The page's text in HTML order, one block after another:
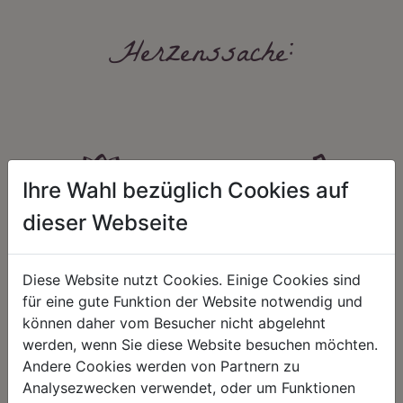
Herzenssache:
HARMONIE
Unser Sortiment steht für ein
positives Lebensgefühl. Wir
schenken natürliche, stilvolle
Momente für harmonische Stunden
zu Hause – den Ort, an dem
Menschen sich geborgen fühlen und
positive Energie schöpfen.
Nicht immer ist der günstigste Preis
auch ein guter Preis. Wir handeln
fair – im Hinblick auf unsere
Kalkulation, angemessene
Entlohnung und unsere
nachhaltigen, gewachsenen
Geschäftsbeziehungen.
Ihre Wahl bezüglich Cookies auf
dieser Webseite
Diese Website nutzt Cookies. Einige Cookies sind
für eine gute Funktion der Website notwendig und
können daher vom Besucher nicht abgelehnt
werden, wenn Sie diese Website besuchen möchten.
Andere Cookies werden von Partnern zu
Analysezwecken verwendet, oder um Funktionen